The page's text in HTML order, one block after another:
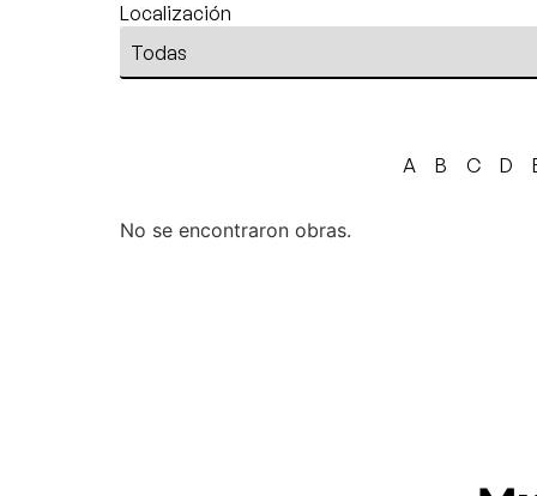
Localización
A B C D
No se encontraron obras.